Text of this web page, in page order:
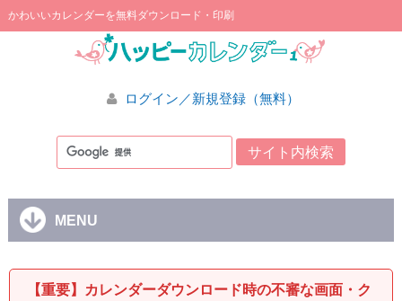
かわいいカレンダーを無料ダウンロード・印刷
ログイン／新規登録（無料）
MENU
【重要】カレンダーダウンロード時の不審な画面・ク